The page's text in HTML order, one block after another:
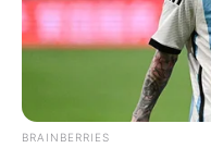
BRAINBERRIES